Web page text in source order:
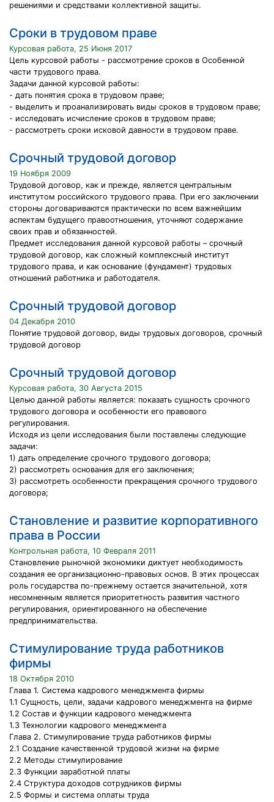
решениями и средствами коллективной защиты.
Сроки в трудовом праве
Курсовая работа, 25 Июня 2017
Цель курсовой работы - рассмотрение сроков в Особенной
части трудового права.
Задачи данной курсовой работы:
- дать понятия срока в трудовом праве;
- выделить и проанализировать виды сроков в трудовом праве;
- исследовать исчисление сроков в трудовом праве;
- рассмотреть сроки исковой давности в трудовом праве.
Срочный трудовой договор
19 Ноября 2009
Трудовой договор, как и прежде, является центральным
институтом российского трудового права. При его заключении
стороны договариваются практически по всем важнейшим
аспектам будущего правоотношения, уточняют содержание
своих прав и обязанностей.
Предмет исследования данной курсовой работы – срочный
трудовой договор, как сложный комплексный институт
трудового права, и как основание (фундамент) трудовых
отношений работника и работодателя.
Срочный трудовой договор
04 Декабря 2010
Понятие трудовой договор, виды трудовых договоров, срочный
трудовой договор
Срочный трудовой договор
Курсовая работа, 30 Августа 2015
Целью данной работы является: показать сущность срочного
трудового договора и особенности его правового
регулирования.
Исходя из цели исследования были поставлены следующие
задачи:
1) дать определение срочного трудового договора;
2) рассмотреть основания для его заключения;
3) рассмотреть особенности прекращения срочного трудового
договора;
Становление и развитие корпоративного
права в России
Контрольная работа, 10 Февраля 2011
Становление рыночной экономики диктует необходимость
создания ее организационно-правовых основ. В этих процессах
роль государства по-прежнему остается значительной, хотя
несомненным является приоритетность развития частного
регулирования, ориентированного на обеспечение
предпринимательства.
Стимулирование труда работников
фирмы
18 Октября 2010
Глава 1. Система кадрового менеджмента фирмы
1.1 Сущность, цели, задачи кадрового менеджмента на фирме
1.2 Состав и функции кадрового менеджмента
1.3 Технологии кадрового менеджмента
Глава 2. Стимулирование труда работников фирмы
2.1 Создание качественной трудовой жизни на фирме
2.2 Методы стимулирование
2.3 Функции заработной платы
2.4 Структура доходов сотрудников фирмы
2.5 Формы и система оплаты труда